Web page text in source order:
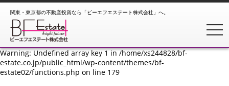
Warning: Undefined array key 1 in/home/xs244828/bf-
estate.co.jp/public_html/wp-content/themes/bf-
estate02/functions.php
Warning: Undefined array key 1 in/home/xs244828/bf-
estate.co.jp/public_html/wp-content/themes/bf-
estate02/functions.php on line 179
関東・東京都の不動産投資なら「ビーエフエステート株式会社」へ。